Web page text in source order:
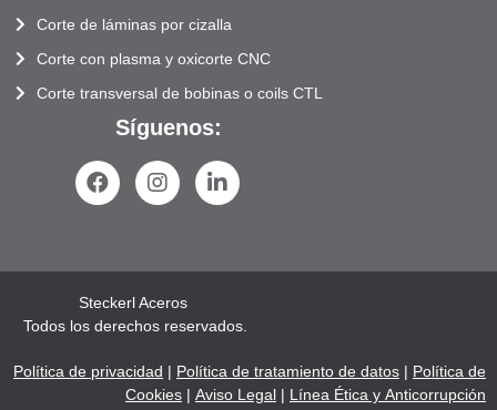
Corte de láminas por cizalla
Corte con plasma y oxicorte CNC
Corte transversal de bobinas o coils CTL
Síguenos:
Steckerl Aceros
Todos los derechos reservados.
Política de privacidad | Política de tratamiento de datos | Política de
Cookies | Aviso Legal | Línea Ética y Anticorrupción